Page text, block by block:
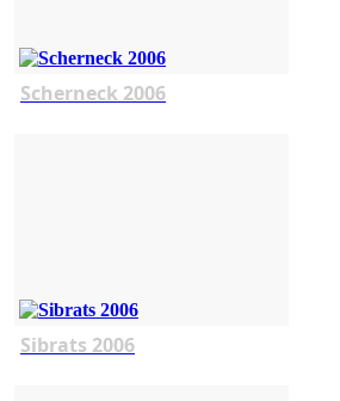
Scherneck 2006
Sibrats 2006